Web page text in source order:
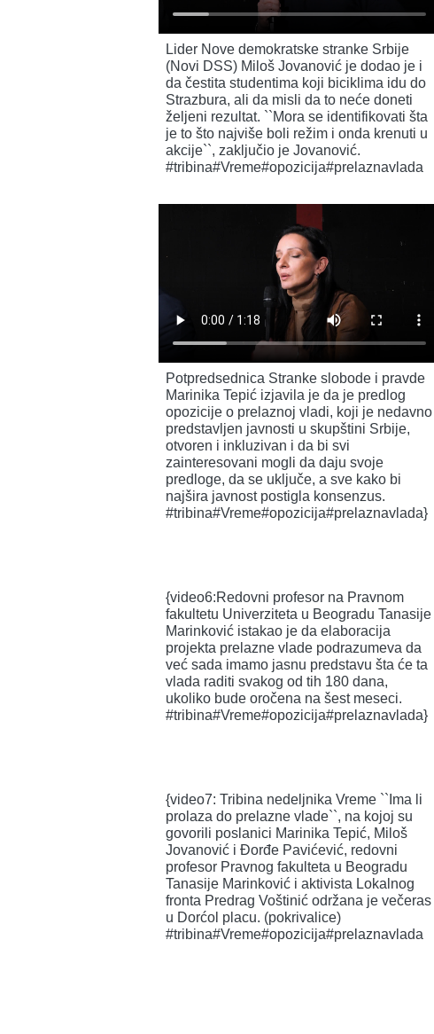
Lider Nove demokratske stranke Srbije
(Novi DSS) Miloš Jovanović je dodao je i
da čestita studentima koji biciklima idu do
Strazbura, ali da misli da to neće doneti
željeni rezultat. ``Mora se identifikovati šta
je to što najviše boli režim i onda krenuti u
akcije``, zaključio je Jovanović.
#tribina#Vreme#opozicija#prelaznavlada
Potpredsednica Stranke slobode i pravde
Marinika Tepić izjavila je da je predlog
opozicije o prelaznoj vladi, koji je nedavno
predstavljen javnosti u skupštini Srbije,
otvoren i inkluzivan i da bi svi
zainteresovani mogli da daju svoje
predloge, da se uključe, a sve kako bi
najšira javnost postigla konsenzus.
#tribina#Vreme#opozicija#prelaznavlada}
{video6:Redovni profesor na Pravnom
fakultetu Univerziteta u Beogradu Tanasije
Marinković istakao je da elaboracija
projekta prelazne vlade podrazumeva da
već sada imamo jasnu predstavu šta će ta
vlada raditi svakog od tih 180 dana,
ukoliko bude oročena na šest meseci.
#tribina#Vreme#opozicija#prelaznavlada}
{video7: Tribina nedeljnika Vreme ``Ima li
prolaza do prelazne vlade``, na kojoj su
govorili poslanici Marinika Tepić, Miloš
Jovanović i Đorđe Pavićević, redovni
profesor Pravnog fakulteta u Beogradu
Tanasije Marinković i aktivista Lokalnog
fronta Predrag Voštinić održana je večeras
u Dorćol placu. (pokrivalice)
#tribina#Vreme#opozicija#prelaznavlada